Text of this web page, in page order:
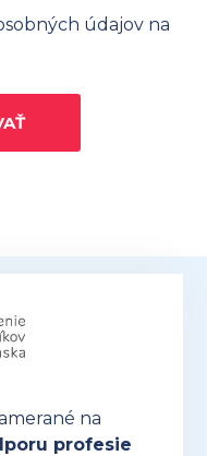
údajov na
na
profesie